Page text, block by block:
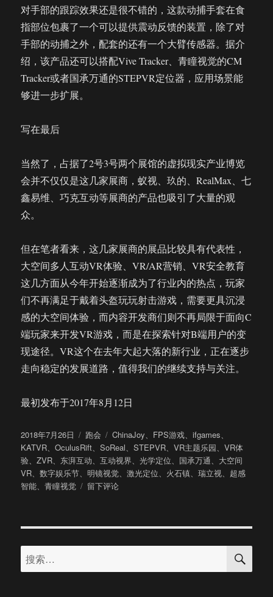
对手部的跟踪效果还是很不错的，这款动捕手套在食
指部位包裹了一个可以提供震动反馈的装置，除了对
手部的动捕之外，配套的还有一个大臂传感器。据介
绍，该产品还可以搭配Vive Tracker、青瞳视觉的CM
Tracker或者国承万通的STEPVR定位器，应用场景能
够进一步扩展。
写在最后
当然了，占据了2号3号两个展馆的虚拟现实产业博览
会并不仅仅是这几家展商，蚁视、玖的、RealMax、七
鑫易维、巧克互动等展商的产品也吸引了大量的观
众。
但在笔者看来，这几家展商的展品比较具有代表性，
大空间多人互动VR体验、VR/AR营销、VR安全教育
这几方面从今年开始逐渐成为了行业内的热点，玩家
们不再满足于戴着头盔玩玩射击游戏，需要更具沉浸
感的大空间体验，而内容开发商们则不再局限于面向C
端玩家来开发VR游戏，而是在探索针对B端用户的变
现途径。VR这个在去年大起大落的新行业，正在逐步
走向稳定的发展道路，值得我们的继续支持与关注。
最初发布于2017年8月12日
发
布
于
2018年7月26日
分
类
跑会
标
签
ChinaJoy、 FPS游戏、ifgames、
KATVR、OculusRift、SoReal、STEPVR、VR主题乐园、VR体
验、ZVR、 东湃互动、互动视界、光学定位、 国承万通、 大空间
VR、数字娱乐节、明镜视觉、激光定位、 火石镇、瑞立视、 超感
智能、青瞳视觉
于
逛
北
数
留下评论
搜
索：
搜